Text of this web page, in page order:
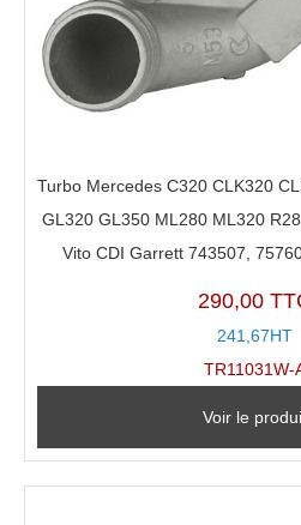
Turbo Mercedes C320 CLK320
GL320 GL350 ML280 ML320
Vito CDI Garrett 743507,
290,00
241,67HT
TR11031W-
Voir le